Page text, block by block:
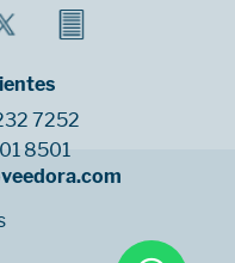
7252
8501